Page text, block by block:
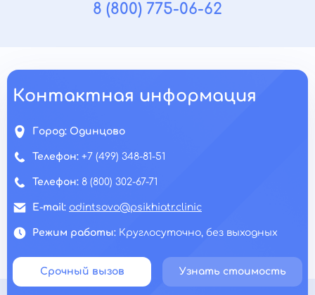
8 (800) 775-06-62
Контактная информация
Город: Одинцово
Телефон: +7 (499) 348-81-51
Телефон: 8 (800) 302-67-71
E-mail: odintsovo@psikhiatr.clinic
Режим работы: Круглосуточно, без выходных
Срочный вызов Узнать стоимость